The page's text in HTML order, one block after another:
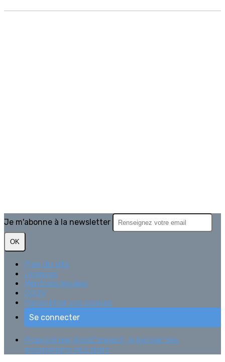
Je m'abonne à la newsletter
OK
Plan du site
Licences
Mentions légales
CGUV
Paramétrer vos cookies
Se connecter
Propulsé par AssoConnect, le logiciel des
associations de Loisirs